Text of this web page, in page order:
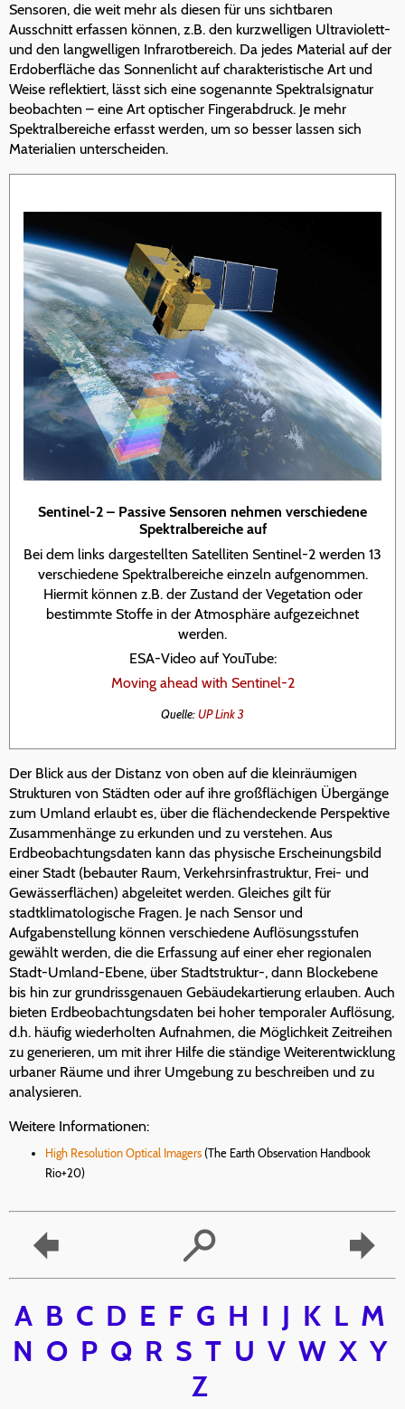
Sensoren, die weit mehr als diesen für uns sichtbaren
Ausschnitt erfassen können, z.B. den kurzwelligen Ultraviolett-
und den langwelligen Infrarotbereich. Da jedes Material auf der
Erdoberfläche das Sonnenlicht auf charakteristische Art und
Weise reflektiert, lässt sich eine sogenannte Spektralsignatur
beobachten – eine Art optischer Fingerabdruck. Je mehr
Spektralbereiche erfasst werden, um so besser lassen sich
Materialien unterscheiden.
Sentinel-2 – Passive Sensoren nehmen verschiedene
Spektralbereiche auf
Bei dem links dargestellten Satelliten Sentinel-2 werden 13
verschiedene Spektralbereiche einzeln aufgenommen.
Hiermit können z.B. der Zustand der Vegetation oder
bestimmte Stoffe in der Atmosphäre aufgezeichnet
werden.
ESA-Video auf YouTube:
Moving ahead with Sentinel-2
Quelle: UP Link 3
Der Blick aus der Distanz von oben auf die kleinräumigen
Strukturen von Städten oder auf ihre großflächigen Übergänge
zum Umland erlaubt es, über die flächendeckende Perspektive
Zusammenhänge zu erkunden und zu verstehen. Aus
Erdbeobachtungsdaten kann das physische Erscheinungsbild
einer Stadt (bebauter Raum, Verkehrsinfrastruktur, Frei- und
Gewässerflächen) abgeleitet werden. Gleiches gilt für
stadtklimatologische Fragen. Je nach Sensor und
Aufgabenstellung können verschiedene Auflösungsstufen
gewählt werden, die die Erfassung auf einer eher regionalen
Stadt-Umland-Ebene, über Stadtstruktur-, dann Blockebene
bis hin zur grundrissgenauen Gebäudekartierung erlauben. Auch
bieten Erdbeobachtungsdaten bei hoher temporaler Auflösung,
d.h. häufig wiederholten Aufnahmen, die Möglichkeit Zeitreihen
zu generieren, um mit ihrer Hilfe die ständige Weiterentwicklung
urbaner Räume und ihrer Umgebung zu beschreiben und zu
analysieren.
Weitere Informationen:
High Resolution Optical Imagers (The Earth Observation Handbook
Rio+20)
A B C D E F G H I J K L M
N O P Q R S T U V W X Y
Z